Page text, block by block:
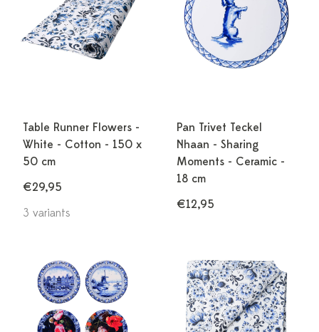
Table Runner Flowers -
White - Cotton - 150 x
50 cm
€29,95
3 variants
Pan Trivet Teckel
Nhaan - Sharing
Moments - Ceramic -
18 cm
€12,95